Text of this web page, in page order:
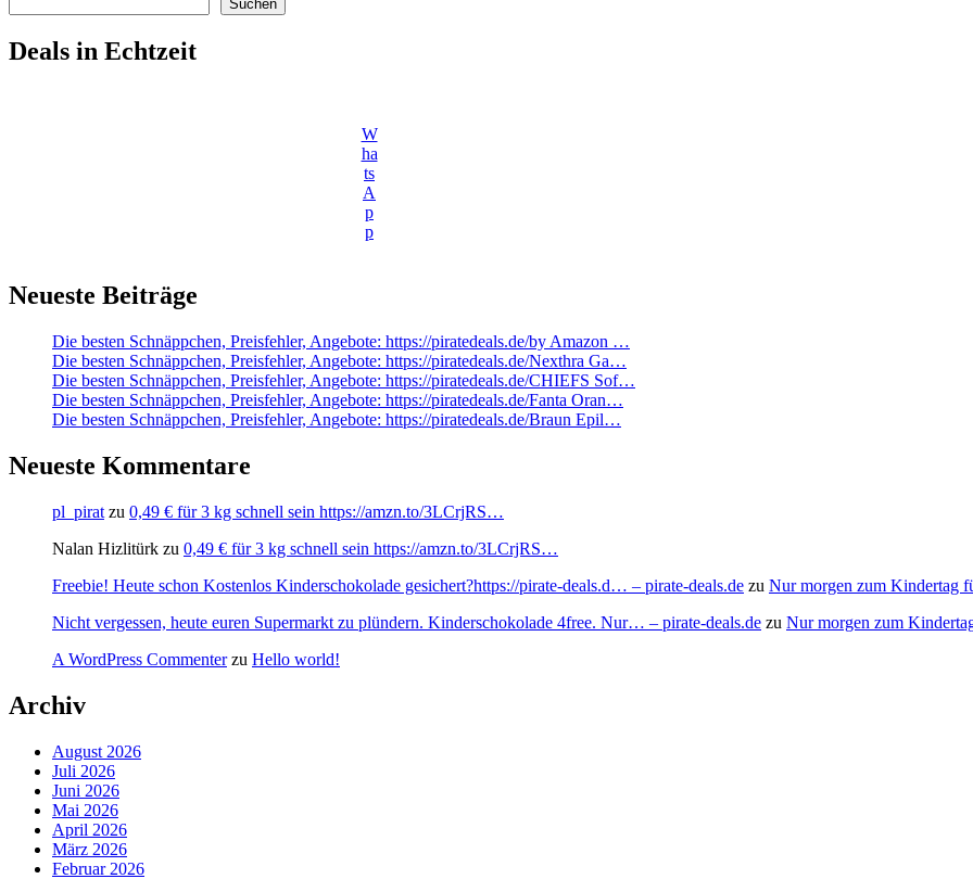
Suchen
Deals in Echtzeit
W
ha
ts
A
p
p
Neueste Beiträge
Die besten Schnäppchen, Preisfehler, Angebote: https://piratedeals.de/by Amazon …
Die besten Schnäppchen, Preisfehler, Angebote: https://piratedeals.de/Nexthra Ga…
Die besten Schnäppchen, Preisfehler, Angebote: https://piratedeals.de/CHIEFS Sof…
Die besten Schnäppchen, Preisfehler, Angebote: https://piratedeals.de/Fanta Oran…
Die besten Schnäppchen, Preisfehler, Angebote: https://piratedeals.de/Braun Epil…
Neueste Kommentare
pl_pirat zu 0,49 € für 3 kg schnell sein https://amzn.to/3LCrjRS…
Nalan Hizlitürk zu 0,49 € für 3 kg schnell sein https://amzn.to/3LCrjRS…
Freebie! Heute schon Kostenlos Kinderschokolade gesichert?https://pirate-deals.d… – pirate-deals.de zu Nur morgen zum Kindertag
Nicht vergessen, heute euren Supermarkt zu plündern. Kinderschokolade 4free. Nur… – pirate-deals.de zu Nur morgen zum
A WordPress Commenterzu Hello world!
Archiv
August 2026
Juli 2026
Juni 2026
Mai 2026
April 2026
März 2026
Februar 2026